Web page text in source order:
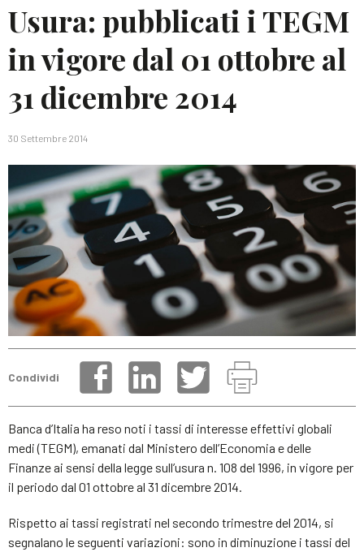
Usura: pubblicati i TEGM
in vigore dal 01 ottobre al
31 dicembre 2014
30 Settembre 2014
Condividi
Banca d’Italia ha reso noti i tassi di interesse effettivi globali
medi (TEGM), emanati dal Ministero dell’Economia e delle
Finanze ai sensi della legge sull’usura n. 108 del 1996, in vigore per
il periodo dal 01 ottobre al 31 dicembre 2014.
Rispetto ai tassi registrati nel secondo trimestre del 2014, si
segnalano le seguenti variazioni: sono in diminuzione i tassi del